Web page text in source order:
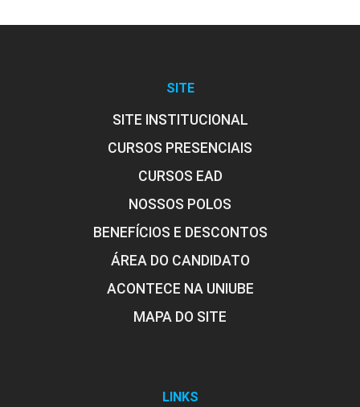
SITE
SITE INSTITUCIONAL
CURSOS PRESENCIAIS
CURSOS EAD
NOSSOS POLOS
BENEFÍCIOS E DESCONTOS
ÁREA DO CANDIDATO
ACONTECE NA UNIUBE
MAPA DO SITE
LINKS